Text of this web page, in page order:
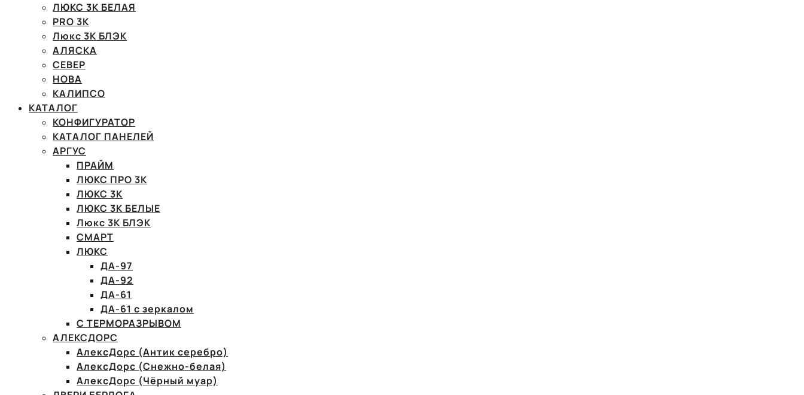
ЛЮКС 3К БЕЛАЯ
PRO 3K
Люкс 3К БЛЭК
АЛЯСКА
СЕВЕР
НОВА
КАЛИПСО
КАТАЛОГ
КОНФИГУРАТОР
КАТАЛОГ ПАНЕЛЕЙ
АРГУС
ПРАЙМ
ЛЮКС ПРО 3К
ЛЮКС 3К
ЛЮКС 3К БЕЛЫЕ
Люкс 3К БЛЭК
СМАРТ
ЛЮКС
ДА-97
ДА-92
ДА-61
ДА-61 с зеркалом
С ТЕРМОРАЗРЫВОМ
АЛЕКСДОРС
АлексДорс (Антик серебро)
АлексДорс (Снежно-белая)
АлексДорс (Чёрный муар)